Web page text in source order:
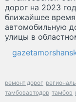
дорог на 2023
ближайшее время
автомобильную
улицы в
ремонт дорог
тамбовавтодор тамбов